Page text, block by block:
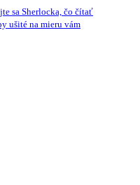
sa Sherlocka, čo čítať
ušité na mieru vám